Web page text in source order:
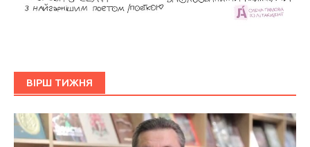
ВІРШ ТИЖНЯ